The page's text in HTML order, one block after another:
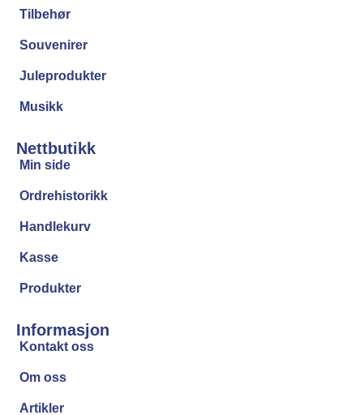
Tilbehør
Souvenirer
Juleprodukter
Musikk
Nettbutikk
Min side
Ordrehistorikk
Handlekurv
Kasse
Produkter
Informasjon
Kontakt oss
Om oss
Artikler